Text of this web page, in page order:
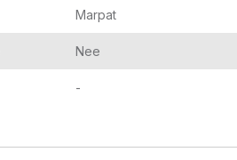
Marpat
Nee
-